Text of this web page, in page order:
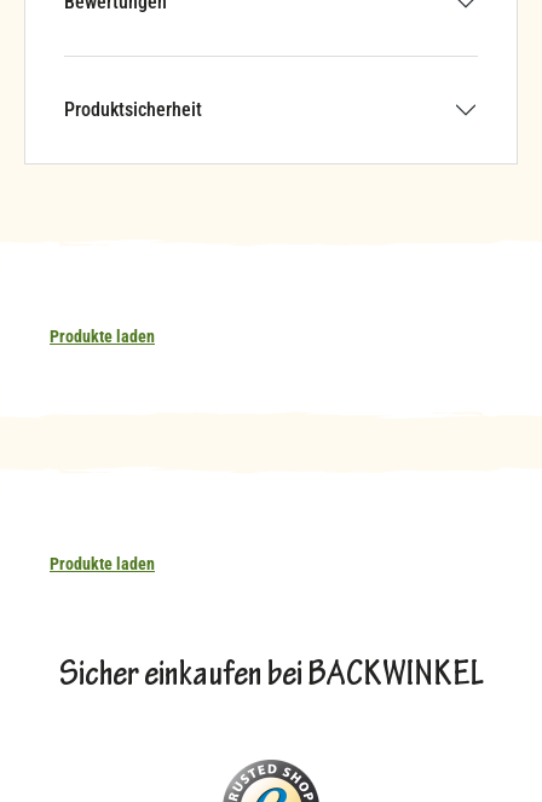
Produktsicherheit
Produkte laden
Produkte laden
Sicher einkaufen bei BACKWINKEL